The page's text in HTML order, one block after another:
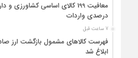
درصدی واردات
7 ساعت قبل
فهرست کالاهای مشمول بازگشت ارز
ابلاغ شد